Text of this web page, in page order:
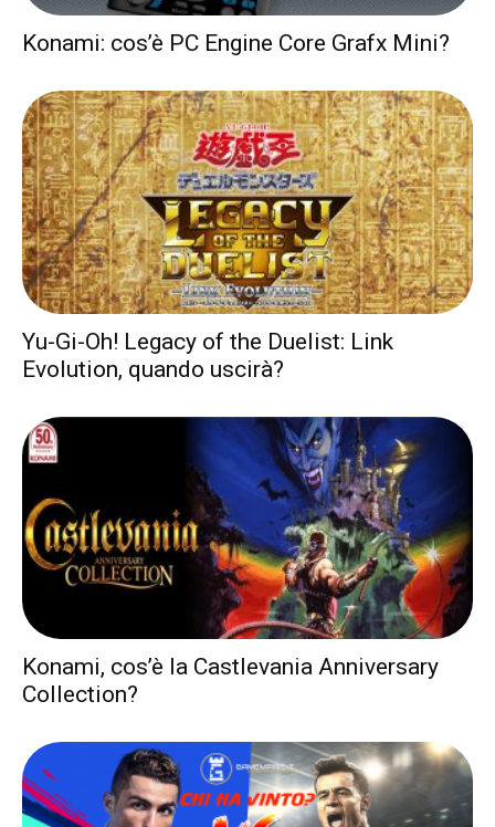
Konami: cos’è PC Engine Core Grafx Mini?
Yu-Gi-Oh! Legacy of the Duelist: Link
Evolution, quando uscirà?
Konami, cos’è la Castlevania Anniversary
Collection?